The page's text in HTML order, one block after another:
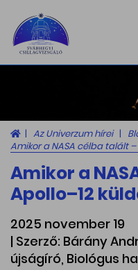
Az Univerzum hírei
Amikor a NASA célba talált
Amikor a
Apollo–12
2025 november 19
| Szerző: Bárány
újságíró, Biológus